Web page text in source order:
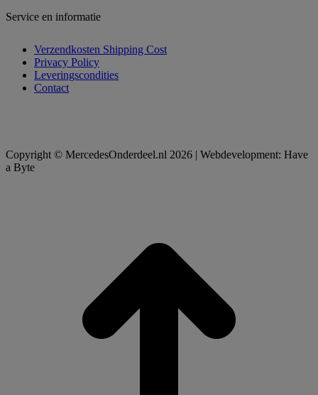
Service en informatie
Verzendkosten Shipping Cost
Privacy Policy
Leveringscondities
Contact
Copyright © MercedesOnderdeel.nl 2026 | Webdevelopment: Have
a Byte